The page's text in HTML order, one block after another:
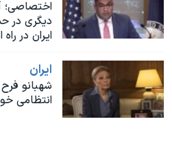
نرگس محمدی برنده جایزه نوبل صلح
صفحه‌های ویژه
سفر پرزیدنت ترامپ به چین
اختصاصی؛
دیگری در
ایران در
ايران
شهبانو
انتظامی